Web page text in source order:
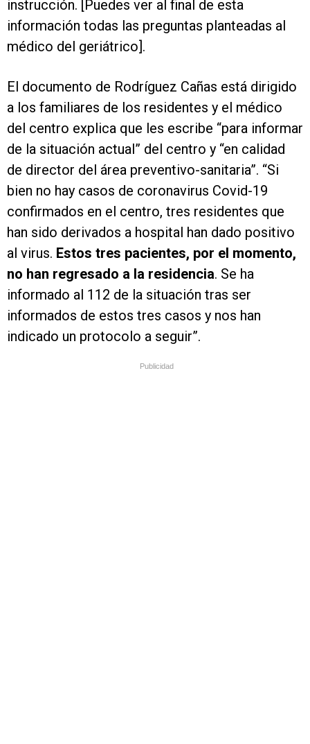
instrucción. [Puedes ver al final de esta
información todas las preguntas planteadas al
médico del geriátrico].
El documento de Rodríguez Cañas está dirigido
a los familiares de los residentes y el médico
del centro explica que les escribe “para informar
de la situación actual” del centro y “en calidad
de director del área preventivo-sanitaria”. “Si
bien no hay casos de coronavirus Covid-19
confirmados en el centro, tres residentes que
han sido derivados a hospital han dado positivo
al virus. Estos tres pacientes, por el momento,
no han regresado a la residencia. Se ha
informado al 112 de la situación tras ser
informados de estos tres casos y nos han
indicado un protocolo a seguir”.
Publicidad